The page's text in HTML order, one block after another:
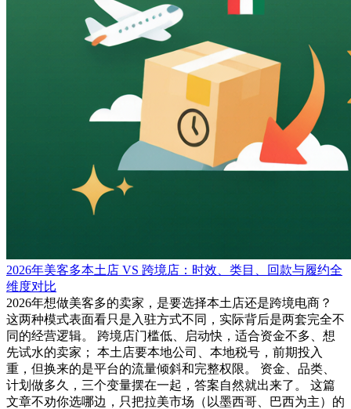
2026年美客多本土店 VS 跨境店：时效、类目、回款与履约全
维度对比
2026年想做美客多的卖家，是要选择本土店还是跨境电商？
这两种模式表面看只是入驻方式不同，实际背后是两套完全不
同的经营逻辑。 跨境店门槛低、启动快，适合资金不多、想
先试水的卖家； 本土店要本地公司、本地税号，前期投入
重，但换来的是平台的流量倾斜和完整权限。 资金、品类、
计划做多久，三个变量摆在一起，答案自然就出来了。 这篇
文章不劝你选哪边，只把拉美市场（以墨西哥、巴西为主）的